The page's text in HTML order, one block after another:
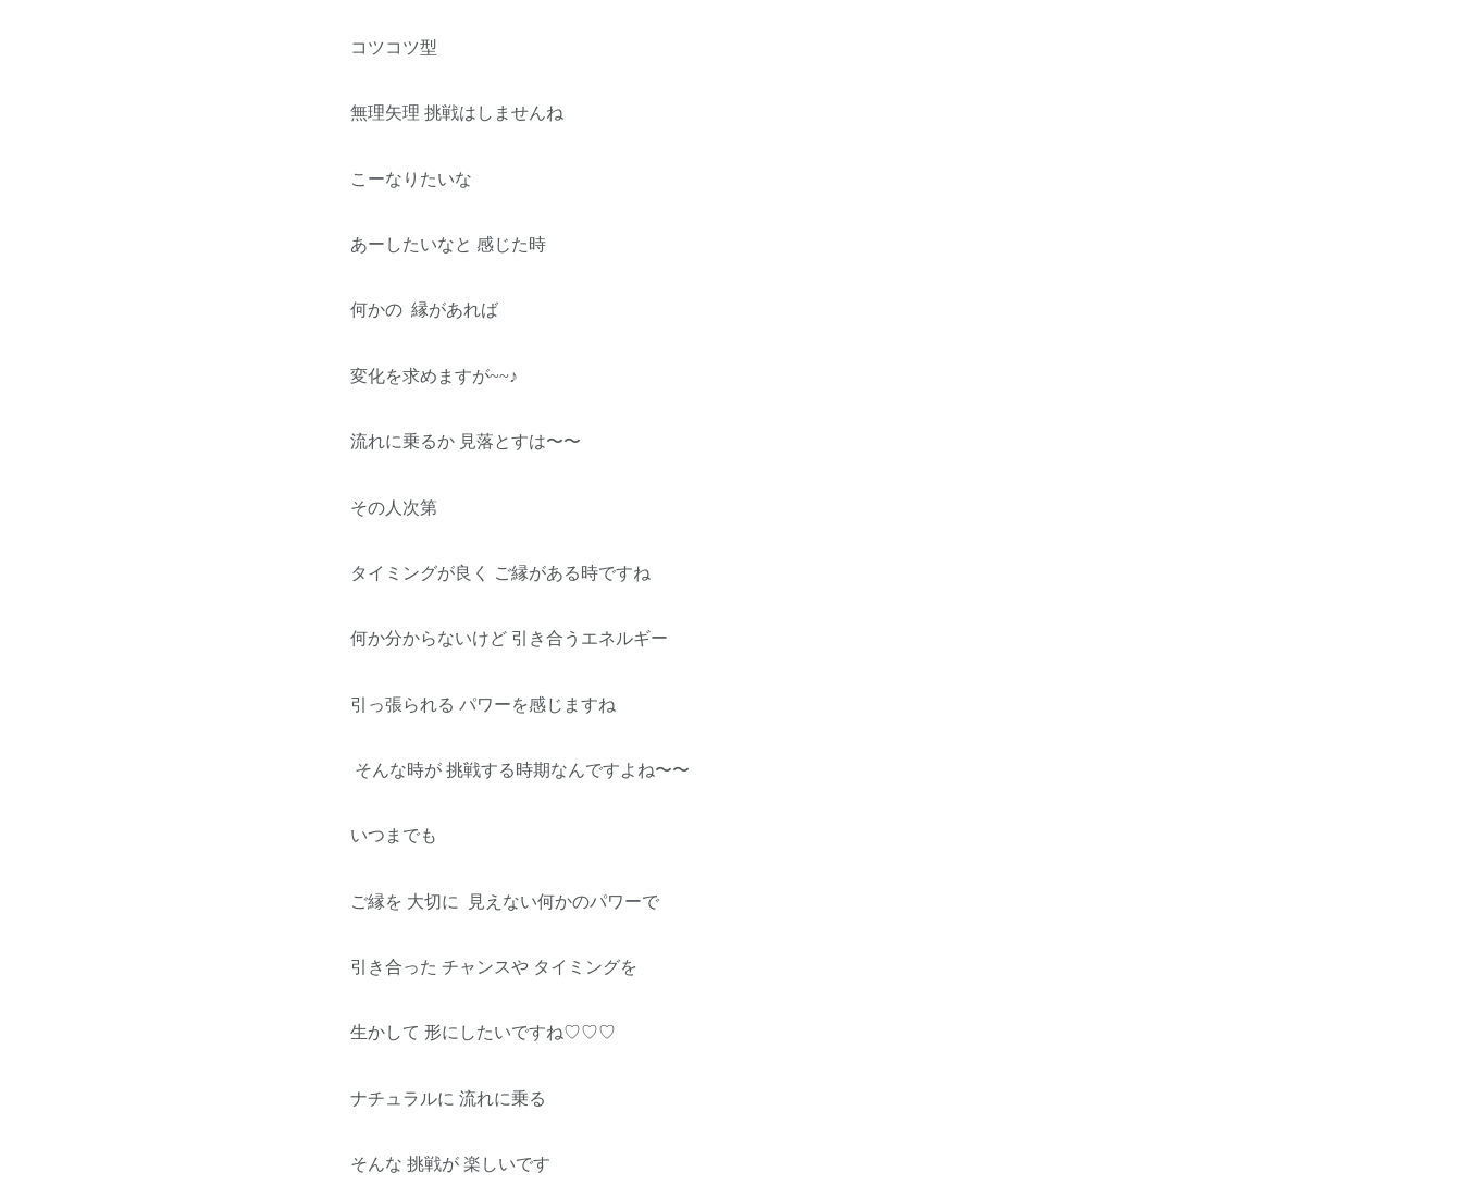
コツコツ型
無理矢理 挑戦はしませんね
こーなりたいな
あーしたいなと 感じた時
何かの 縁があれば
変化を求めますが~~♪
流れに乗るか 見落とすは〜〜
その人次第
タイミングが良く ご縁がある時ですね
何か分からないけど 引き合うエネルギー
引っ張られる パワーを感じますね
そんな時が 挑戦する時期なんですよね〜〜
いつまでも
ご縁を 大切に 見えない何かのパワーで
引き合った チャンスや タイミングを
生かして 形にしたいですね♡♡♡
ナチュラルに 流れに乗る
そんな 挑戦が 楽しいです